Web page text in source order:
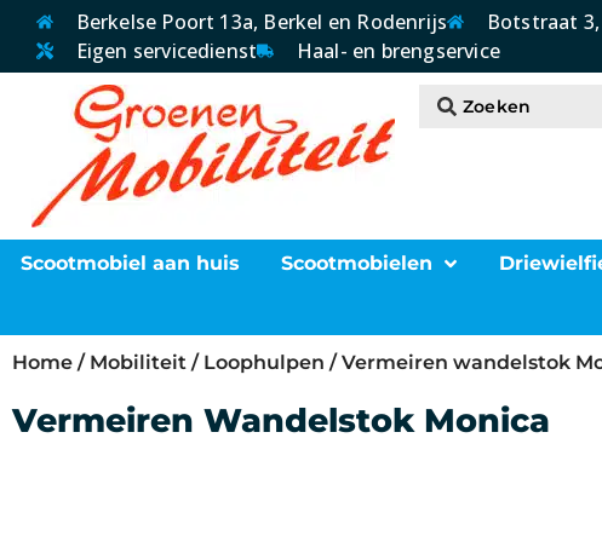
Berkelse Poort 13a, Berkel en Rodenrijs Botstraat
Eigen servicedienst
Haal- en brengservice
Scootmobiel aan huis Scootmobielen
Home / Mobiliteit / Loophulpen / Vermeiren wandelstok
Vermeiren Wandelstok Monica